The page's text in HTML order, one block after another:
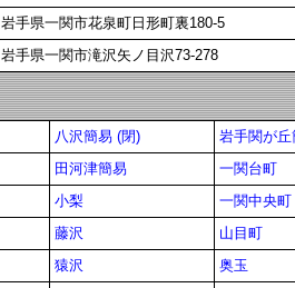
岩手県一関市花泉町日形町裏180-5
岩手県一関市滝沢矢ノ目沢73-278
八沢簡易 (閉)
岩手関が丘
田河津簡易
一関台町
小梨
一関中央町
藤沢
山目町
猿沢
奥玉